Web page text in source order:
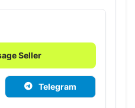
Seller
Telegram